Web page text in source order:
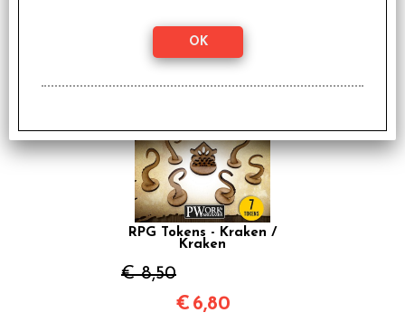
€ 8,50
€6,80
RPG Tokens - Kraken /
Kraken
€ 8,50
€ 6,80